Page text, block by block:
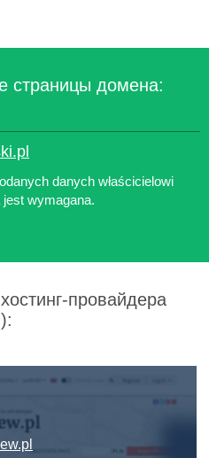
страницы домена:
danych właścicielowi
wymagana.
провайдера